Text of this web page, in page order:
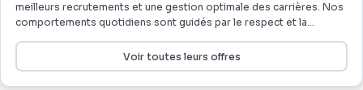
meilleurs recrutements et une gestion optimale des carrières. Nos
comportements quotidiens sont guidés par le respect et la
d’équipe, de confiance et de talent. [b]Client au centre[/b] Notre
excellente connaissance des candidats et entreprises que nous
accompagnons, ainsi que des secteurs d’activités sur lesquels
Voir toutes leurs offres